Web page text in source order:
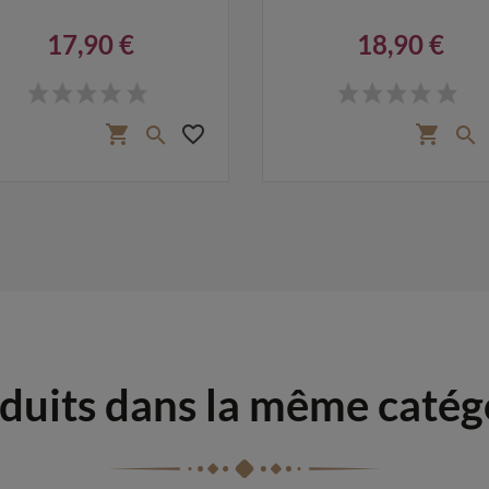
17,90 €
shopping_cart  favorite_border
18,90 €
shopping_cart 
dans la même